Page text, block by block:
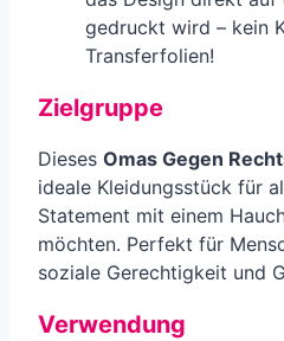
gedruckt wird – kein
Transferfolien!
Zielgruppe
Dieses Omas Gegen
ideale Kleidungsstück für
Statement mit einem
möchten. Perfekt für
soziale Gerechtigkeit und
Verwendung